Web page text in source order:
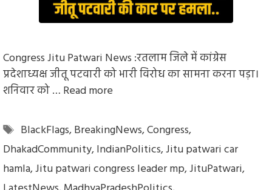
Congress Jitu Patwari News :रतलाम जिले में कांग्रेस
प्रदेशाध्यक्ष जीतू पटवारी को भारी विरोध का सामना करना पड़ा।
शनिवार को … Read more
Tags
BlackFlags,BreakingNews,Congress,
DhakadCommunity,IndianPolitics,Jitu patwari car
hamla,Jitu patwari congress leader mp,JituPatwari,